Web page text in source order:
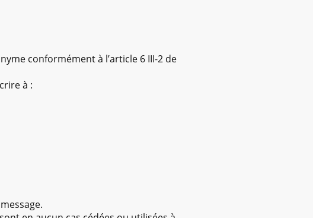
conformément à l’article 6 III-2 de
à :